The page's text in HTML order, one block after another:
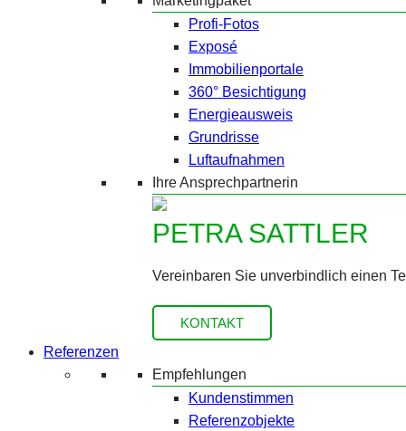
Profi-Fotos
Exposé
Immobilienportale
360° Besichtigung
Energieausweis
Grundrisse
Luftaufnahmen
Ihre Ansprechpartnerin
PETRA SATTLER
Vereinbaren Sie unverbindlich einen
KONTAKT
Referenzen
Empfehlungen
Kundenstimmen
Referenzobjekte